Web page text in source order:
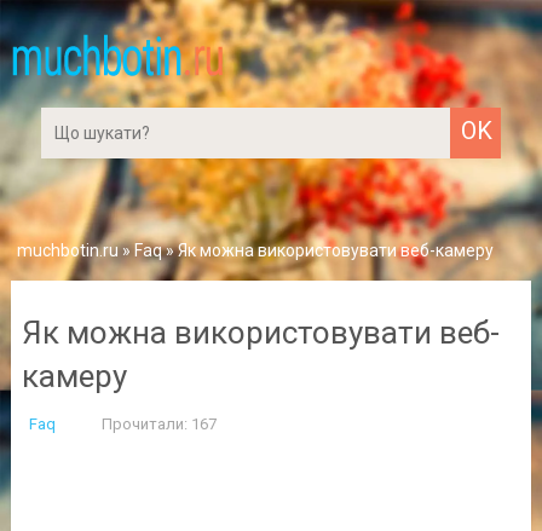
muchbotin.ru»Faq» Як можна використовувати веб-камеру
Як можна використовувати веб-
камеру
Faq Прочитали: 167